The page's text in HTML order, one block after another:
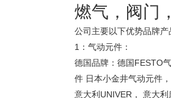
燃气，阀门
公司主要以下优势品牌
1 ：气动元件：
德国品牌：德国FESTO
件 日本小金井气动元件，
意大利 UNIVER ，
意大利